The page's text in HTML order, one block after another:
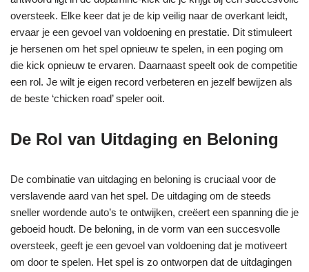
oversteek. Elke keer dat je de kip veilig naar de overkant leidt,
ervaar je een gevoel van voldoening en prestatie. Dit stimuleert
je hersenen om het spel opnieuw te spelen, in een poging om
die kick opnieuw te ervaren. Daarnaast speelt ook de competitie
een rol. Je wilt je eigen record verbeteren en jezelf bewijzen als
de beste ‘chicken road’ speler ooit.
De Rol van Uitdaging en Beloning
De combinatie van uitdaging en beloning is cruciaal voor de
verslavende aard van het spel. De uitdaging om de steeds
sneller wordende auto’s te ontwijken, creëert een spanning die je
geboeid houdt. De beloning, in de vorm van een succesvolle
oversteek, geeft je een gevoel van voldoening dat je motiveert
om door te spelen. Het spel is zo ontworpen dat de uitdagingen